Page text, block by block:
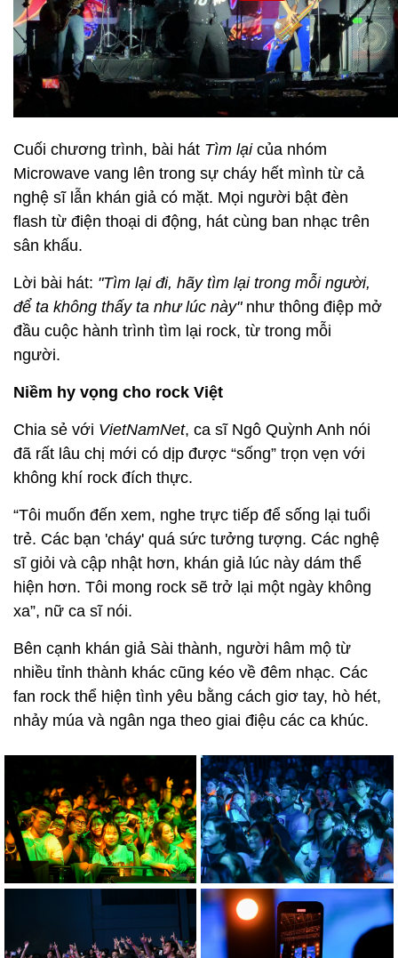
Cuối chương trình, bài hát Tìm lại của nhóm
Microwave vang lên trong sự cháy hết mình từ cả
nghệ sĩ lẫn khán giả có mặt. Mọi người bật đèn
flash từ điện thoại di động, hát cùng ban nhạc trên
sân khấu.
Lời bài hát: "Tìm lại đi, hãy tìm lại trong mỗi người,
để ta không thấy ta như lúc này"như thông điệp mở
đầu cuộc hành trình tìm lại rock, từ trong mỗi
người.
Niềm hy vọng cho rock Việt
Chia sẻ với VietNamNet, ca sĩ Ngô Quỳnh Anh nói
đã rất lâu chị mới có dịp được “sống” trọn vẹn với
không khí rock đích thực.
“Tôi muốn đến xem, nghe trực tiếp để sống lại tuổi
trẻ. Các bạn 'cháy' quá sức tưởng tượng. Các nghệ
sĩ giỏi và cập nhật hơn, khán giả lúc này dám thể
hiện hơn. Tôi mong rock sẽ trở lại một ngày không
xa”, nữ ca sĩ nói.
Bên cạnh khán giả Sài thành, người hâm mộ từ
nhiều tỉnh thành khác cũng kéo về đêm nhạc. Các
fan rock thể hiện tình yêu bằng cách giơ tay, hò hét,
nhảy múa và ngân nga theo giai điệu các ca khúc.